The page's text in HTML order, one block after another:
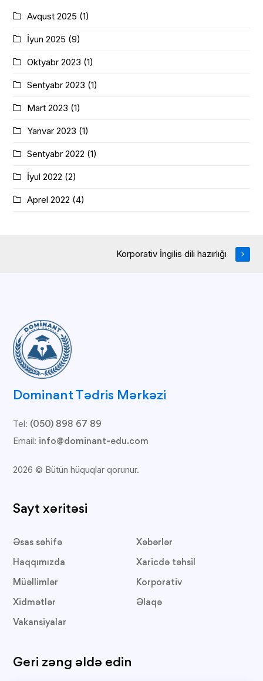
Avqust 2025 (1)
İyun 2025 (9)
Oktyabr 2023 (1)
Sentyabr 2023 (1)
Mart 2023 (1)
Yanvar 2023 (1)
Sentyabr 2022 (1)
İyul 2022 (2)
Aprel 2022 (4)
Korporativ İngilis dili hazırlığı
Dominant Tədris Mərkəzi
Tel: (050) 898 67 89
Email: info@dominant-edu.com
2026 © Bütün hüquqlar qorunur.
Sayt xəritəsi
Əsas səhifə
Haqqımızda
Müəllimlər
Xidmətlər
Vakansiyalar
Xəbərlər
Xaricdə təhsil
Korporativ
Əlaqə
Geri zəng əldə edin